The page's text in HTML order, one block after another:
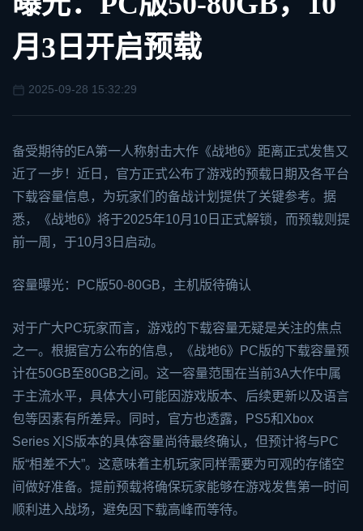
月3日开启预载
2025-09-28 15:32:29
备受期待的EA第一人称射击大作《战地6》距离正式发售又
近了一步！近日，官方正式公布了游戏的预载日期及各平台
下载容量信息，为玩家们的备战计划提供了关键参考。据
悉，《战地6》将于2025年10月10日正式解锁，而预载则提
前一周，于10月3日启动。
容量曝光：PC版50-80GB，主机版待确认
对于广大PC玩家而言，游戏的下载容量无疑是关注的焦点
之一。根据官方公布的信息，《战地6》PC版的下载容量预
计在50GB至80GB之间。这一容量范围在当前3A大作中属
于主流水平，具体大小可能因游戏版本、后续更新以及语言
包等因素有所差异。同时，官方也透露，PS5和Xbox
Series X|S版本的具体容量尚待最终确认，但预计将与PC
版“相差不大”。这意味着主机玩家同样需要为可观的存储空
间做好准备。提前预载将确保玩家能够在游戏发售第一时间
顺利进入战场，避免因下载高峰而等待。